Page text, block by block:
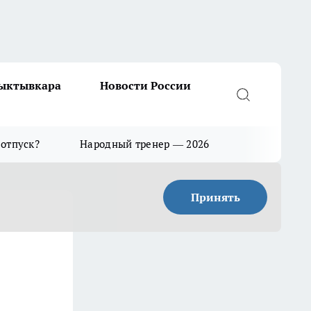
Новости России
Народный тренер — 2026
Принять